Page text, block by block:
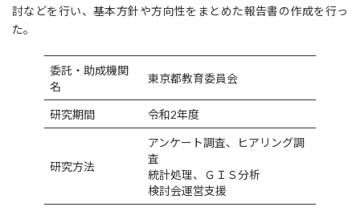
討などを行い、基本方針や方向性をまとめた報告書の作成を行っ
た。
委託・助成機関
名
東京都教育委員会
研究期間 令和2年度
研究方法
アンケート調査、ヒアリング調
査
統計処理、ＧＩＳ分析
検討会運営支援